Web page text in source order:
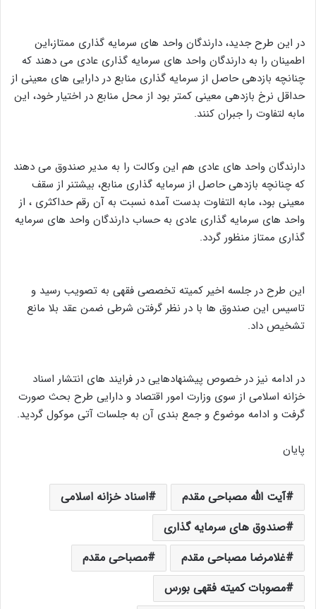
در این طرح جدید، دارندگان واحد های سرمایه گذاری ممتاز،این
اطمینان را به دارندگان واحد های سرمایه گذاری عادی می دهند که
چنانچه بازدهی حاصل از سرمایه گذاری منابع در دارایی های معینی از
حداقل نرخ بازدهی معینی کمتر بود از محل منابع در اختیار خود، این
مابه لتفاوت را جبران کنند.
دارندگان واحد های عادی هم این وکالت را به مدیر صندوق می دهند
که چنانچه بازدهی حاصل از سرمایه گذاری منابع، بیشتنر از سقف
معینی بود، مابه التفاوت بدست آمده نسبت به آن رقم حداکثری ، از
واحد های سرمایه گذاری عادی به حساب دارندگان واحد های سرمایه
گذاری ممتاز منظور گردد.
این طرح در جلسه اخیر کمیته تخصصی فقهی به تصویب رسید و
تاسیس این صندوق ها با در نظر گرفتن شرطی ضمن عقد بلا مانع
تشخیص داد.
در ادامه نیز در خصوص پیشنهادهایی در فرایند های انتشار اسناد
خزانه اسلامی از سوی وزارت امور اقتصاد و دارایی طرح بحث صورت
گرفت و ادامه موضوع و جمع بندی آن به جلسات آتی موکول گردید.
پایان
آیت الله مصباحی مقدم
اسناد خزانه اسلامی
صندوق های سرمایه گذاری
غلامرضا مصباحی مقدم
مصباحی مقدم
مصوبات کمیته فقهی بورس